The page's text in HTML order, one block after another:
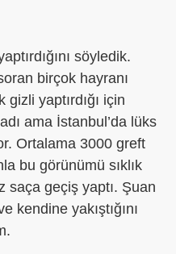
söyledik.
birçok hayranı
yaptırdığı için
ama İstanbul’da lüks
Ortalama 3000 greft
bu görünümü sıklık
saça geçiş yaptı. Şuan
kendine yakıştığını